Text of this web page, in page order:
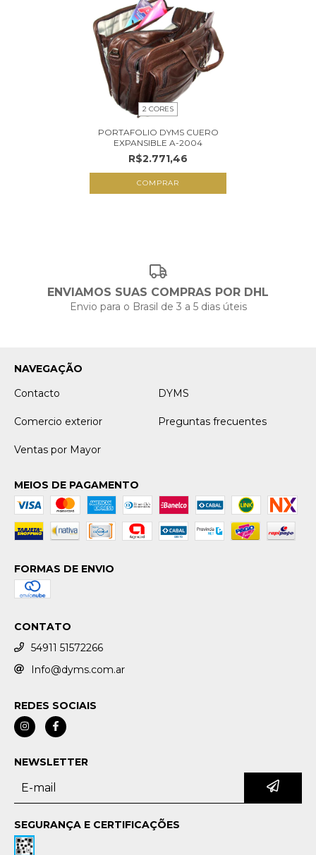
2 CORES
PORTAFOLIO DYMS CUERO
EXPANSIBLE A-2004
R$2.771,46
COMPRAR
ENVIAMOS SUAS COMPRAS POR DHL
Envio para o Brasil de 3 a 5 dias úteis
NAVEGAÇÃO
Contacto
DYMS
Comercio exterior Preguntas frecuentes
Ventas por Mayor
MEIOS DE PAGAMENTO
FORMAS DE ENVIO
CONTATO
54911 51572266
Info@dyms.com.ar
REDES SOCIAIS
NEWSLETTER
SEGURANÇA E CERTIFICAÇÕES